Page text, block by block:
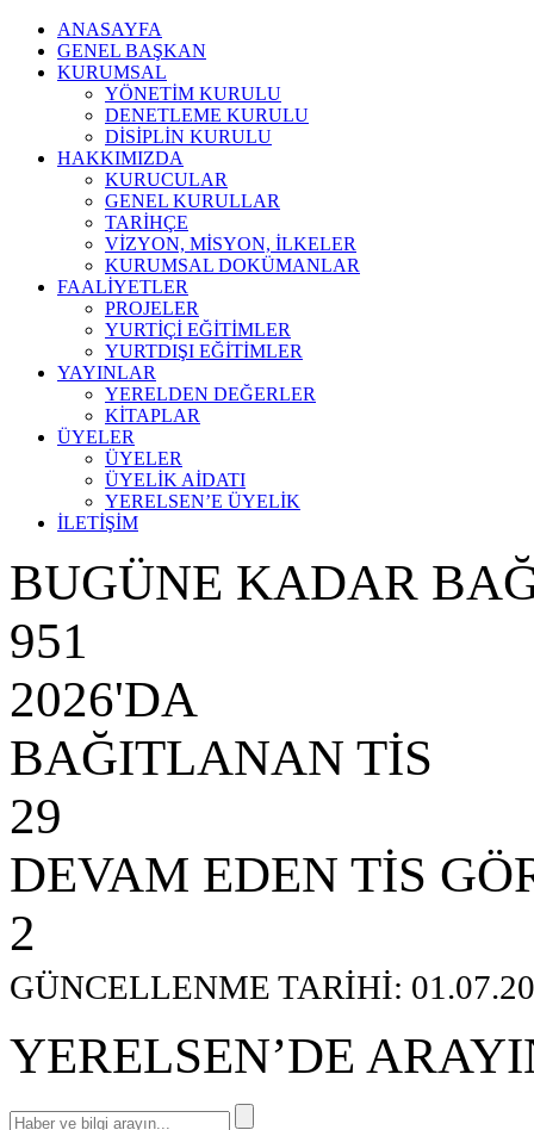
ANASAYFA
GENEL BAŞKAN
KURUMSAL
YÖNETİM KURULU
DENETLEME KURULU
DİSİPLİN KURULU
HAKKIMIZDA
KURUCULAR
GENEL KURULLAR
TARİHÇE
VİZYON, MİSYON, İLKELER
KURUMSAL DOKÜMANLAR
FAALİYETLER
PROJELER
YURTİÇİ EĞİTİMLER
YURTDIŞI EĞİTİMLER
YAYINLAR
YERELDEN DEĞERLER
KİTAPLAR
ÜYELER
ÜYELER
ÜYELİK AİDATI
YERELSEN’E ÜYELİK
İLETİŞİM
BUGÜNE KADAR
951
2026'DA
BAĞITLANAN TİS
29
DEVAM EDEN TİS
2
GÜNCELLENME TARİHİ:
YERELSEN’DE